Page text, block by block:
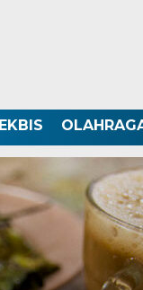
EKBIS